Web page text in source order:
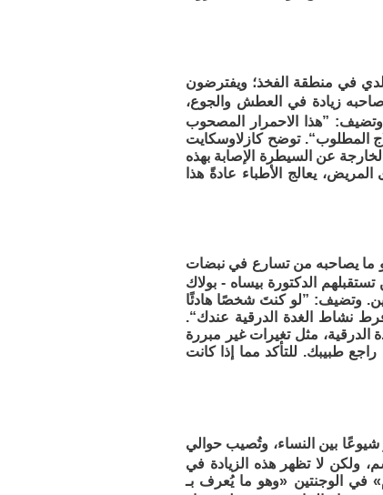
في منطقة الفخذ؛ ويفترضون
زيادة في العطش والجوع،
”هذا الاحمرار المصحوب
المطلوب“. توضح كازلاوسكايت
عن السيطرة الإصابة بهذه
يعالج الأطباء عادةً هذا
ما يصاحبه من تسارع في نبضات
الدكتورة بيساه - بولاك
وتضيف: ”لو كنتَ شخصًا هادئًا
نشاط الغدة الدرقية عندك“.
مثل تغيرات غير مبررة
طبيبك. للتأكد مما إذا كانت
شيوعًا بين النساء، وتُصيب حوالي
ولكن لا تظهر هذه الزيادة في
في الوجنتين «وهو ما يُعرف بـ